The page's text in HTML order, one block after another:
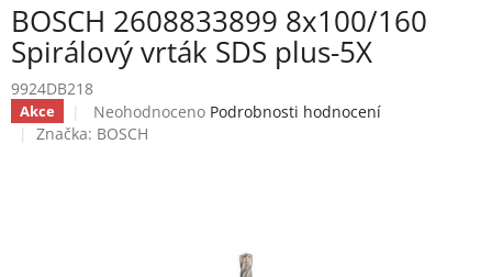
BOSCH 2608833899 8x100/160
Spirálový vrták SDS plus-5X
9924DB218
Akce
Průměrné
hodnocení
Neohodnoceno Podrobnosti hodnocení
Značka: BOSCH